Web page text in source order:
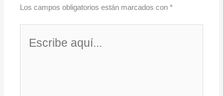
Los campos obligatorios están marcados con*
aquí...